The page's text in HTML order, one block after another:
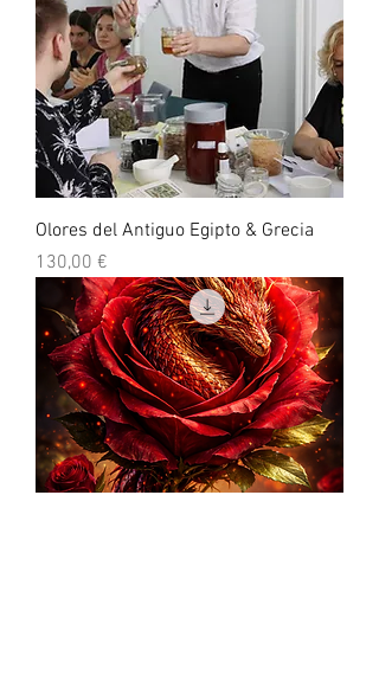
Olores del Antiguo Egipto & Grecia
Precio
130,00 €